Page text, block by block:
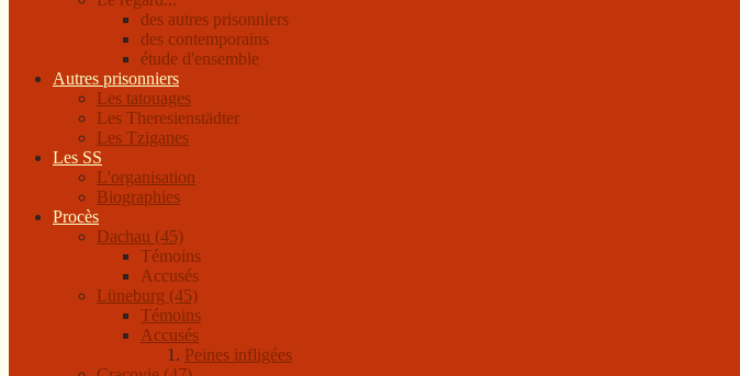
des autres prisonniers
des contemporains
étude d'ensemble
Autres prisonniers
Les tatouages
Les Theresienstädter
Les Tziganes
Les SS
L'organisation
Biographies
Procès
Dachau (45)
Témoins
Accusés
Lüneburg (45)
Témoins
Accusés
Peines infligées